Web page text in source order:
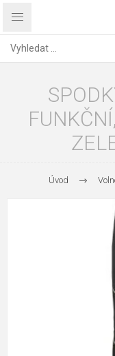
Úvod